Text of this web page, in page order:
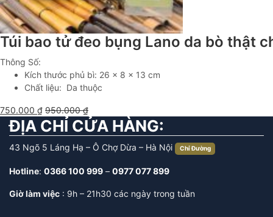
Túi bao tử đeo bụng Lano da bò thật
Thông Số:
Kích thước phủ bì: 26 x 8 x 13 cm
Chất liệu: Da thuộc
750.000 ₫ 950.000₫
ĐỊA CHỈ CỬA HÀNG:
43 Ngõ 5 Láng Hạ – Ô Chợ Dừa – Hà Nội Chỉ Đường
Hotline: 0366 100 999 – 0977 077 899
Giờ làm việc : 9h – 21h30 các ngày trong tuần